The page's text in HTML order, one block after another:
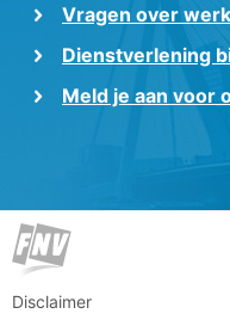
Vragen over
Dienstverlening
Meld je aan voor
Disclaimer